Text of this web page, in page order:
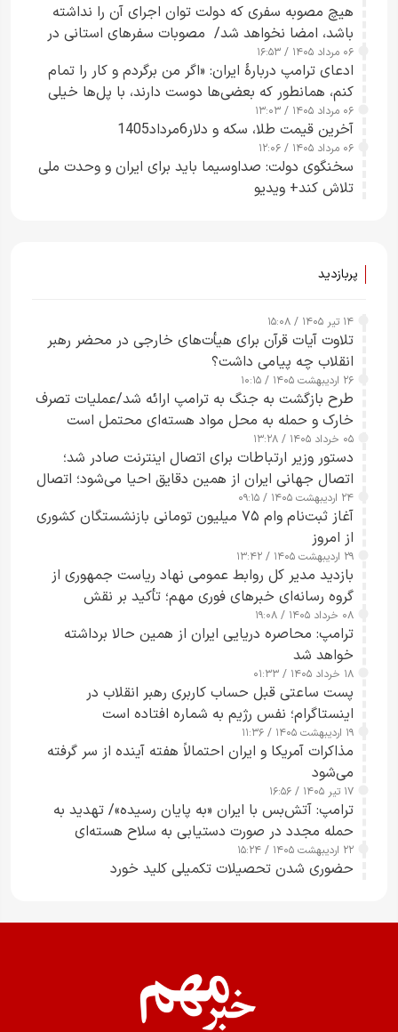
هیچ مصوبه سفری که دولت توان اجرای آن را نداشته
باشد، امضا نخواهد شد/ مصوبات سفرهای استانی در
چارچوب قانون بودجه است+ عکس
۰۶ مرداد ۱۴۰۵ / ۱۶:۵۳
ادعای ترامپ دربارهٔ ایران: «اگر من برگردم و کار را تمام
کنم، همانطور که بعضی‌ها دوست دارند، با پل‌ها خیلی
راحت می‌توانم بیشتر پل‌هایشان را در کمتر از یک
ساعت از بین ببرم+ ویدیو
۰۶ مرداد ۱۴۰۵ / ۱۳:۰۳
آخرین قیمت طلا، سکه و دلار6مرداد1405
۰۶ مرداد ۱۴۰۵ / ۱۲:۰۶
سخنگوی دولت: صداوسیما باید برای ایران و وحدت ملی
تلاش کند+ ویدیو
پربازدید
۱۴ تیر ۱۴۰۵ / ۱۵:۰۸
تلاوت آیات قرآن برای هیأت‌های خارجی در محضر رهبر
انقلاب چه پیامی داشت؟
۲۶ اردیبهشت ۱۴۰۵ / ۱۰:۱۵
طرح‌ بازگشت به جنگ به ترامپ ارائه شد/عملیات تصرف
خارک و حمله به محل مواد هسته‌ای محتمل است
۰۵ خرداد ۱۴۰۵ / ۱۳:۲۸
دستور وزیر ارتباطات برای اتصال اینترنت صادر شد؛
اتصال جهانی ایران از همین دقایق احیا می‌شود؛ اتصال
کامل مردم تا ۲۴ ساعت آینده
۲۴ اردیبهشت ۱۴۰۵ / ۰۹:۱۵
آغاز ثبت‌نام وام ۷۵ میلیون تومانی بازنشستگان کشوری
از امروز
۲۹ اردیبهشت ۱۴۰۵ / ۱۳:۴۲
بازدید مدیر کل روابط عمومی نهاد ریاست جمهوری از
گروه رسانه‌ای خبرهای فوری مهم؛ تأکید بر نقش
رسانه‌های هوشمند و مسئول در ارتقای آگاهی عمومی
۰۸ خرداد ۱۴۰۵ / ۱۹:۰۸
ترامپ: محاصره دریایی ایران از همین حالا برداشته
خواهد شد
۱۸ خرداد ۱۴۰۵ / ۰۱:۳۳
پست ساعتی قبل حساب کاربری رهبر انقلاب در
اینستاگرام؛ نفس رژیم به شماره افتاده است​
۱۹ اردیبهشت ۱۴۰۵ / ۱۱:۳۶
مذاکرات آمریکا و ایران احتمالاً هفته آینده از سر گرفته
می‌شود
۱۷ تیر ۱۴۰۵ / ۱۶:۵۶
ترامپ: آتش‌بس با ایران «به پایان رسیده»/ تهدید به
حمله مجدد در صورت دستیابی به سلاح هسته‌ای
۲۲ اردیبهشت ۱۴۰۵ / ۱۵:۲۴
حضوری شدن تحصیلات تکمیلی کلید خورد